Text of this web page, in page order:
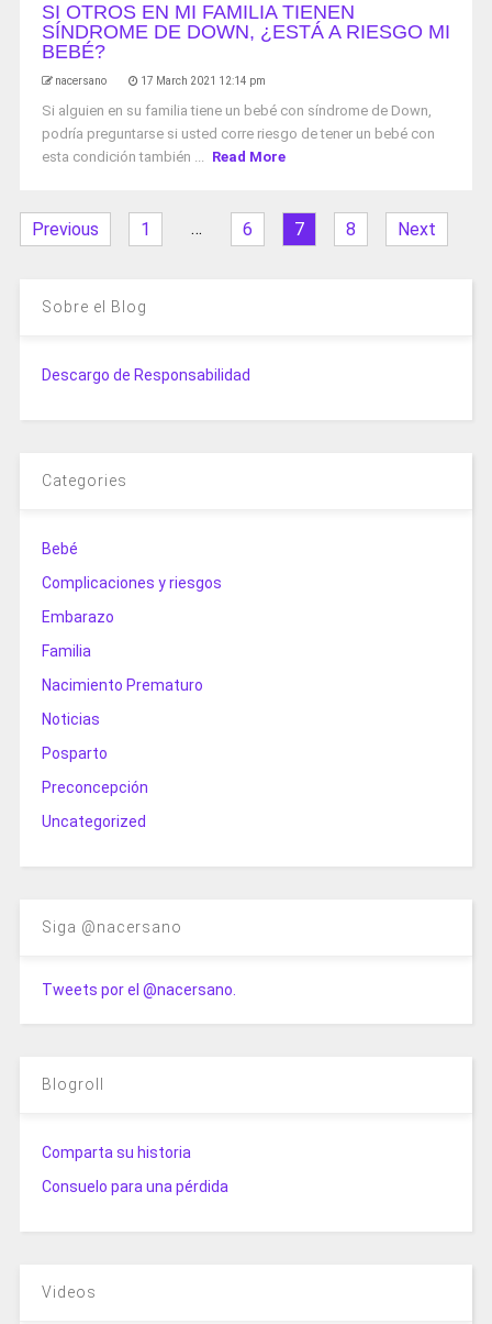
SI OTROS EN MI FAMILIA TIENEN
SÍNDROME DE DOWN, ¿ESTÁ A RIESGO MI
BEBÉ?
nacersano 17 March 2021 12:14 pm
Si alguien en su familia tiene un bebé con síndrome de Down,
podría preguntarse si usted corre riesgo de tener un bebé con
esta condición también ... Read More
Previous 1 … 6 7 8 Next
Sobre el Blog
Descargo de Responsabilidad
Categories
Bebé
Complicaciones y riesgos
Embarazo
Familia
Nacimiento Prematuro
Noticias
Posparto
Preconcepción
Uncategorized
Siga @nacersano
Tweets por el @nacersano.
Blogroll
Comparta su historia
Consuelo para una pérdida
Videos